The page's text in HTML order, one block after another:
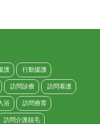
護 行動援護
訪問診療 訪問看護
浴 訪問療育
訪問介護脱毛